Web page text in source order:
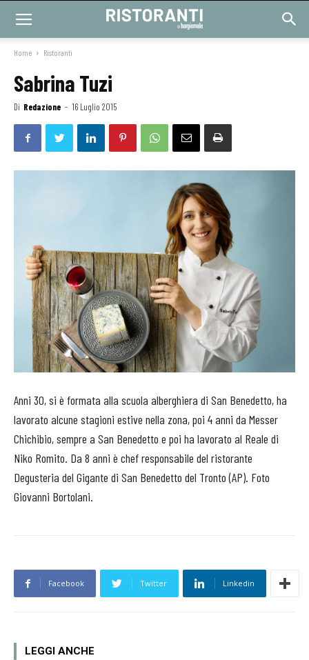
Home Ristoranti
Sabrina Tuzi
Di Redazione - 16 Luglio 2015
Anni 30, si è formata alla scuola alberghiera di San Benedetto, ha
lavorato alcune stagioni estive nella zona, poi 4 anni da Messer
Chichibio, sempre a San Benedetto e poi ha lavorato al Reale di
Niko Romito. Da 8 anni è chef responsabile del ristorante
Degusteria del Gigante di San Benedetto del Tronto (AP). Foto
Giovanni Bortolani.
Facebook Twitter Linkedin
LEGGI ANCHE